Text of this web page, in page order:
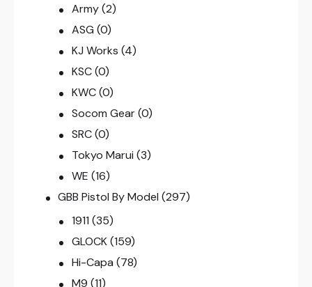
Army (2)
ASG (0)
KJ Works (4)
KSC (0)
KWC (0)
Socom Gear (0)
SRC (0)
Tokyo Marui (3)
WE (16)
GBB Pistol By Model (297)
1911 (35)
GLOCK (159)
Hi-Capa (78)
M9 (11)